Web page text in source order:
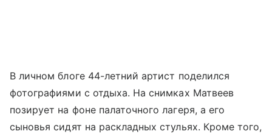
В личном блоге 44-летний артист поделился
фотографиями с отдыха. На снимках Матвеев
позирует на фоне палаточного лагеря, а его
сыновья сидят на раскладных стульях. Кроме того,